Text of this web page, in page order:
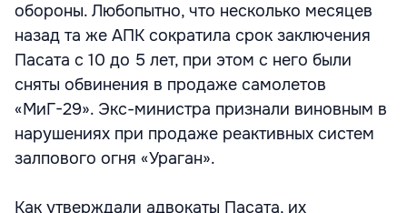
обороны. Любопытно, что несколько месяцев
назад та же АПК сократила срок заключения
Пасата с 10 до 5 лет, при этом с него были
сняты обвинения в продаже самолетов
«МиГ-29». Экс-министра признали виновным в
нарушениях при продаже реактивных систем
залпового огня «Ураган».
Как утверждали адвокаты Пасата, их